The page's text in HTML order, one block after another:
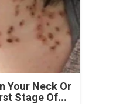
Your Neck Or
Stage Of...